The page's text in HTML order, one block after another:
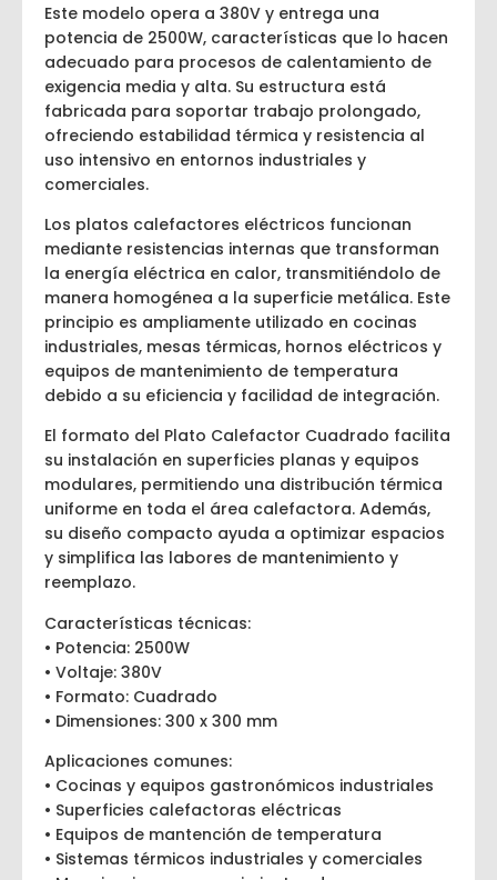
Este modelo opera a 380V y entrega una
potencia de 2500W, características que lo hacen
adecuado para procesos de calentamiento de
exigencia media y alta. Su estructura está
fabricada para soportar trabajo prolongado,
ofreciendo estabilidad térmica y resistencia al
uso intensivo en entornos industriales y
comerciales.
Los platos calefactores eléctricos funcionan
mediante resistencias internas que transforman
la energía eléctrica en calor, transmitiéndolo de
manera homogénea a la superficie metálica. Este
principio es ampliamente utilizado en cocinas
industriales, mesas térmicas, hornos eléctricos y
equipos de mantenimiento de temperatura
debido a su eficiencia y facilidad de integración.
El formato del Plato Calefactor Cuadrado facilita
su instalación en superficies planas y equipos
modulares, permitiendo una distribución térmica
uniforme en toda el área calefactora. Además,
su diseño compacto ayuda a optimizar espacios
y simplifica las labores de mantenimiento y
reemplazo.
Características técnicas:
• Potencia: 2500W
• Voltaje: 380V
• Formato: Cuadrado
• Dimensiones: 300 x 300 mm
Aplicaciones comunes:
• Cocinas y equipos gastronómicos industriales
• Superficies calefactoras eléctricas
• Equipos de mantención de temperatura
• Sistemas térmicos industriales y comerciales